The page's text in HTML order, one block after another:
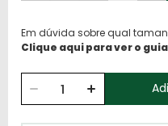
Em dúvida sobre qual
Clique aqui para ver o